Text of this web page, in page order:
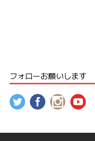
フォローお願いします